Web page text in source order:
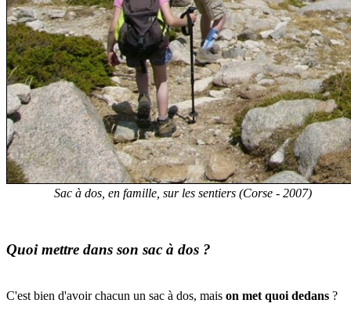
Sac à dos, en famille, sur les sentiers (Corse - 2007)
Quoi mettre dans son sac à dos ?
C'est bien d'avoir chacun un sac à dos, mais on met quoi dedans ?